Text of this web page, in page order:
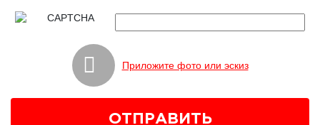
Приложите фото или эскиз